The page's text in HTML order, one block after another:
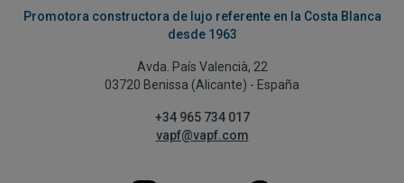
Promotora constructora de lujo referente en la Costa Blanca
desde 1963
Avda. País Valencià, 22
03720 Benissa (Alicante) - España
+34 965 734 017
vapf@vapf.com